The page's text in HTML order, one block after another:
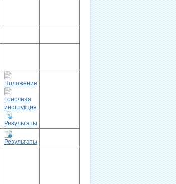
Положение
Гоночная
инструкция
Результаты
Результаты